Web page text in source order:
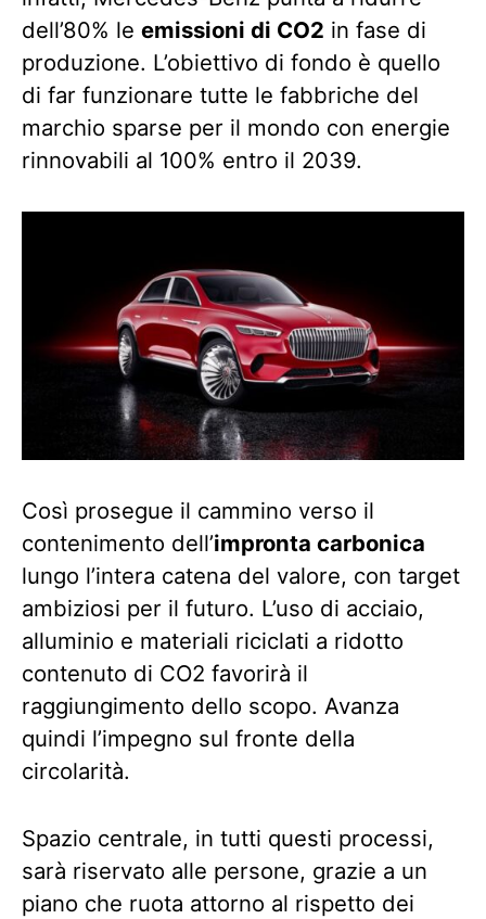
dell’80% le emissioni di CO2 in fase di
produzione. L’obiettivo di fondo è quello
di far funzionare tutte le fabbriche del
marchio sparse per il mondo con energie
rinnovabili al 100% entro il 2039.
Così prosegue il cammino verso il
contenimento dell’impronta carbonica
lungo l’intera catena del valore, con target
ambiziosi per il futuro. L’uso di acciaio,
alluminio e materiali riciclati a ridotto
contenuto di CO2 favorirà il
raggiungimento dello scopo. Avanza
quindi l’impegno sul fronte della
circolarità.
Spazio centrale, in tutti questi processi,
sarà riservato alle persone, grazie a un
piano che ruota attorno al rispetto dei